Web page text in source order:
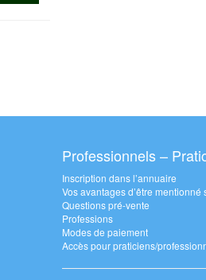
Professionnels –
Inscription dans l’annuaire
Vos avantages d’être
Questions pré-vente
Professions
Modes de paiement
Accès pour praticiens/